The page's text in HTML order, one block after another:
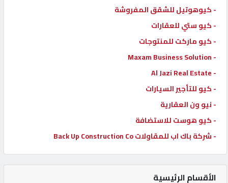
- كيوهوتيل للشقق المفروشة
- كيو ستي للعقارات
- كيو ماركت للمنتوجات
- Maxam Business Solution
- Al Jazi Real Estate
- كيو للتأجير السيارات
- نيو ون العقارية
- كيو هوست للاستضافة
- شركة باك اب للمقاولات Back Up Construction Co
الأقسام الرئيسية